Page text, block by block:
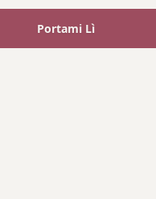
Portami Lì